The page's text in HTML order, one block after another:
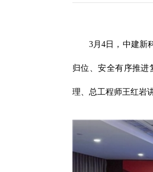
3月4日，中建新
归位、安全有序推进
理、总工程师王红岩